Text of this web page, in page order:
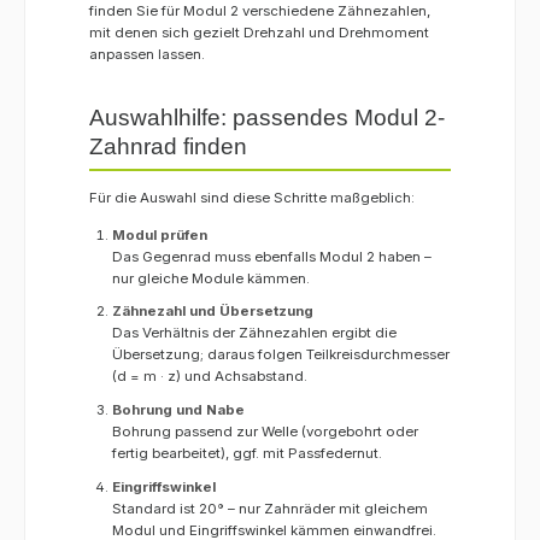
finden Sie für Modul 2 verschiedene Zähnezahlen,
mit denen sich gezielt Drehzahl und Drehmoment
anpassen lassen.
Auswahlhilfe: passendes Modul 2-
Zahnrad finden
Für die Auswahl sind diese Schritte maßgeblich:
Modul prüfen
Das Gegenrad muss ebenfalls Modul 2 haben –
nur gleiche Module kämmen.
Zähnezahl und Übersetzung
Das Verhältnis der Zähnezahlen ergibt die
Übersetzung; daraus folgen Teilkreisdurchmesser
(d = m · z) und Achsabstand.
Bohrung und Nabe
Bohrung passend zur Welle (vorgebohrt oder
fertig bearbeitet), ggf. mit Passfedernut.
Eingriffswinkel
Standard ist 20° – nur Zahnräder mit gleichem
Modul und Eingriffswinkel kämmen einwandfrei.